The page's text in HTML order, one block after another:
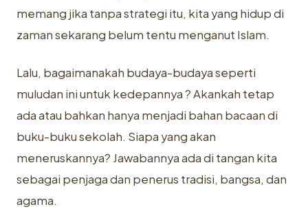
memang jika tanpa strategi itu, kita yang hidup di
zaman sekarang belum tentu menganut Islam.
Lalu, bagaimanakah budaya-budaya seperti
muludan ini untuk kedepannya ? Akankah tetap
ada atau bahkan hanya menjadi bahan bacaan di
buku-buku sekolah. Siapa yang akan
meneruskannya? Jawabannya ada di tangan kita
sebagai penjaga dan penerus tradisi, bangsa, dan
agama.